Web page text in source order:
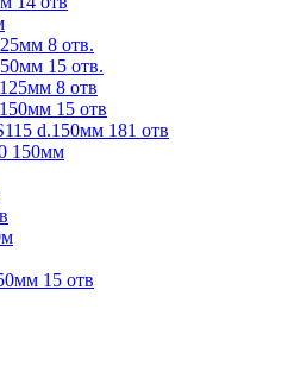
8 отв.
15 отв.
8 отв
15 отв
d.150мм 181 отв
150мм
15 отв